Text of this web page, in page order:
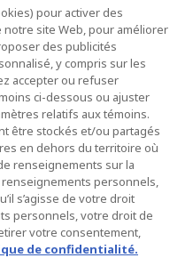
s.r.l.
| Ottawa | New York
pour activer des
site Web, pour améliorer
des publicités
y compris sur les
accepter ou refuser
ci-dessous ou ajuster
relatifs aux témoins.
être stockés et/ou partagés
en dehors du territoire où
renseignements sur la
personnels,
s’agisse de votre droit
personnels, votre droit de
votre consentement,
de confidentialité.